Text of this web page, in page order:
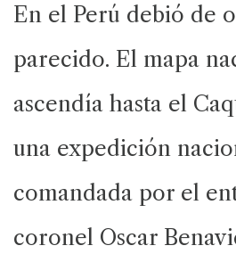
En el Perú debió de
parecido. El mapa
ascendía hasta el
una expedición
comandada por el
coronel Oscar